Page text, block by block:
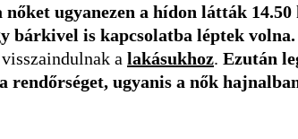
ugyanezen a hídon látták
bárkivel is kapcsolatba léptek volna.
a lakásukhoz. Ezután
ugyanis a nők